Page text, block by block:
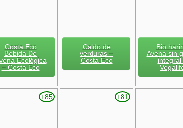
Costa Eco
Bebida De
Ecológica
– Costa Eco
Caldo de
verduras –
Costa Eco
Bio
Avena sin
integral
+85 +81